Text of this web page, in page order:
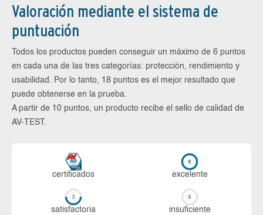
Valoración mediante el sistema de
puntuación
Todos los productos pueden conseguir un máximo de 6 puntos
en cada una de las tres categorías: protección, rendimiento y
usabilidad. Por lo tanto, 18 puntos es el mejor resultado que
puede obtenerse en la prueba.
A partir de 10 puntos, un producto recibe el sello de calidad de
AV-TEST.
certi­ficados ex­ce­len­te
sa­tis­fac­to­ria in­su­fi­cien­te